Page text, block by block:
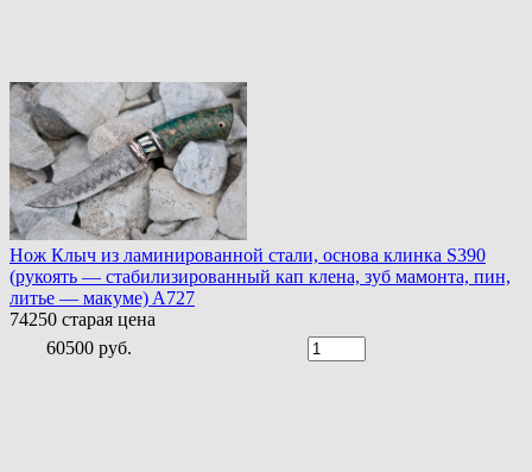
Нож Клыч из ламинированной стали, основа клинка S390
(рукоять — стабилизированный кап клена, зуб мамонта, пин,
литье — макуме) A727
74250 старая цена
60500 руб.